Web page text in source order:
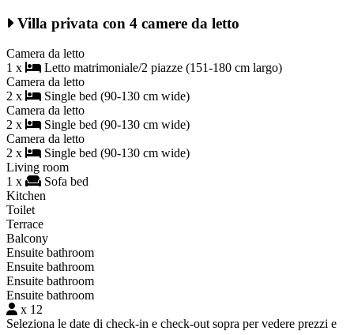
Villa privata con 4 camere da letto
Camera da letto
1 x
Letto matrimoniale/2 piazze (151-180 cm largo)
Camera da letto
2 x
Single bed (90-130 cm wide)
Camera da letto
2 x
Single bed (90-130 cm wide)
Camera da letto
2 x
Single bed (90-130 cm wide)
Living room
1 x
Sofa bed
Kitchen
Toilet
Terrace
Balcony
Ensuite bathroom
Ensuite bathroom
Ensuite bathroom
Ensuite bathroom
x 12
Seleziona le date di check-in e check-out sopra per vedere prezzi e